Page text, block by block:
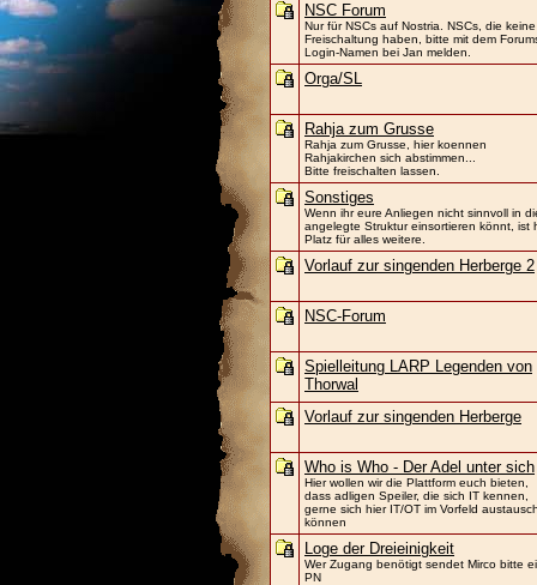
NSC Forum
Nur für NSCs auf Nostria. NSCs, die keine
Freischaltung haben, bitte mit dem
Login-Namen bei Jan melden.
Orga/SL
Rahja zum Grusse
Rahja zum Grusse, hier koennen
Rahjakirchen sich abstimmen...
Bitte freischalten lassen.
Sonstiges
Wenn ihr eure Anliegen nicht sinnvoll in
angelegte Struktur einsortieren könnt, ist
Platz für alles weitere.
Vorlauf zur singenden Herberge 2
NSC-Forum
Spielleitung LARP Legenden von
Thorwal
Vorlauf zur singenden Herberge
Who is Who - Der Adel unter sich
Hier wollen wir die Plattform euch bieten,
dass adligen Speiler, die sich IT kennen,
gerne sich hier IT/OT im Vorfeld
können
Loge der Dreieinigkeit
Wer Zugang benötigt sendet Mirco bitte
PN